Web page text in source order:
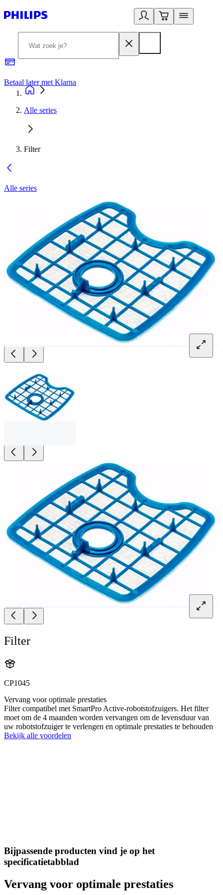
Betaal later met Klarna
Alle series
Filter
Alle series
Filter
CP1045
Vervang voor optimale prestaties
Filter compatibel met SmartPro Active-robotstofzuigers. Het filter
moet om de 4 maanden worden vervangen om de levensduur van
uw robotstofzuiger te verlengen en optimale prestaties te behouden
Bekijk alle voordelen
Bijpassende producten vind je op het
specificatietabblad
Vervang voor optimale prestaties